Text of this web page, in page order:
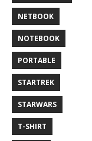
NETBOOK
NOTEBOOK
PORTABLE
STARTREK
STARWARS
T-SHIRT